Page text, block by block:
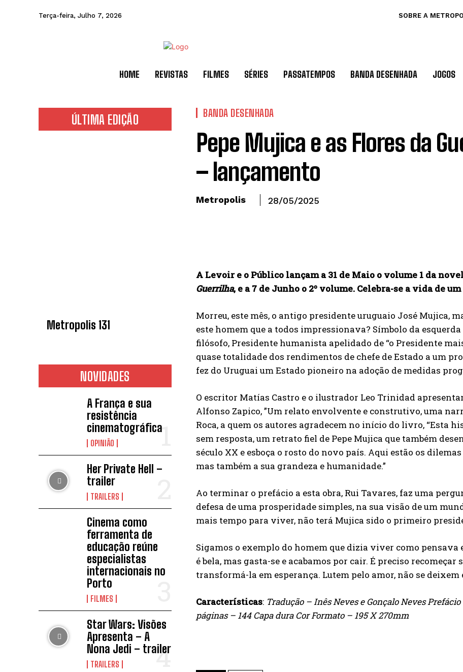
Terça-feira, Julho 7, 2026 SOBRE A
HOME REVISTAS FILMES SÉRIES PASSATEMPOS BANDA DESENHADA JOGOS
ÚLTIMA EDIÇÃO
Metropolis 131
NOVIDADES
A França e sua
resistência
cinematográfica
OPINIÃO
Her Private Hell –
trailer
TRAILERS
Cinema como
ferramenta de
educação reúne
especialistas
internacionais no
Porto
FILMES
Star Wars: Visões
Apresenta – A
Nona Jedi – trailer
TRAILERS
BANDA DESENHADA
Pepe Mujica e as Flores da
– lançamento
Metropolis 28/05/2025
A Levoir e o Público lançam a 31 de Maio o volume 1 da
Guerrilha, e a 7 de Junho o 2º volume. Celebra-se a vida de
Morreu, este mês, o antigo presidente uruguaio José Mujica,
este homem que a todos impressionava? Símbolo da
filósofo, Presidente humanista apelidado de “o Presidente
quase totalidade dos rendimentos de chefe de Estado a um
fez do Uruguai um Estado pioneiro na adoção de medidas
O escritor Matías Castro e o ilustrador Leo Trinidad
Alfonso Zapico, ”Um relato envolvente e construtivo, uma
Roca, a quem os autores agradecem no início do livro, “Esta
sem resposta, um retrato fiel de Pepe Mujica que também
século XX e esboça o rosto do novo país. Aqui estão os
mas também a sua grandeza e humanidade.”
Ao terminar o prefácio a esta obra, Rui Tavares, faz uma
defesa de uma prosperidade simples, na sua visão de um
mais tempo para viver, não terá Mujica sido o primeiro
Sigamos o exemplo do homem que dizia viver como pensava
é bela, mas gasta-se e acabamos por cair. É preciso recomeçar
transformá-la em esperança. Lutem pelo amor, não se deixem
Características: Tradução – Inês Neves e Gonçalo Neves
páginas – 144 Capa dura Cor Formato – 195 X 270mm